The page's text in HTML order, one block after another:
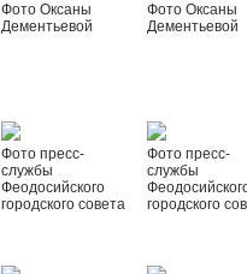
Фото Оксаны
Дементьевой
Фото Оксаны
Дементьевой
Фото пресс-
службы
Феодосийского
городского совета
Фото пресс-
службы
городского